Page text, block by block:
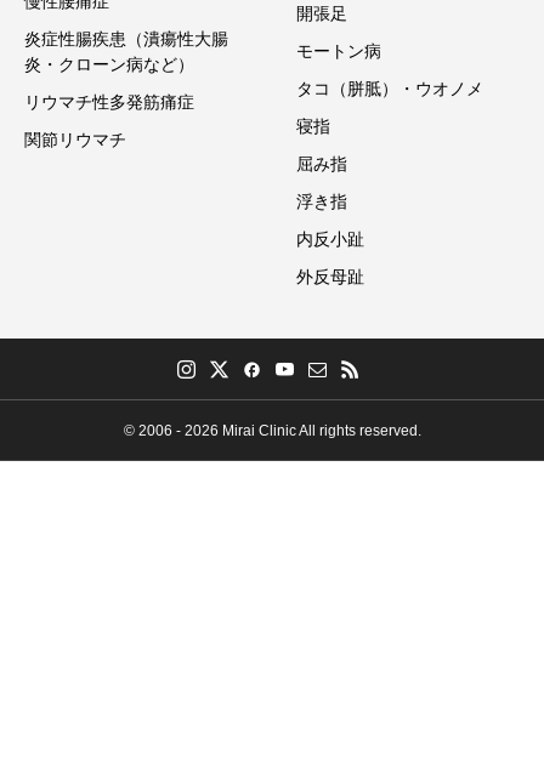
炎症性腸疾患（潰瘍性大腸
炎・クローン病など）
リウマチ性多発筋痛症
関節リウマチ
開張足
モートン病
タコ（胼胝）・ウオノメ
寝指
屈み指
浮き指
内反小趾
外反母趾
© 2006 - 2026 Mirai Clinic All rights reserved.